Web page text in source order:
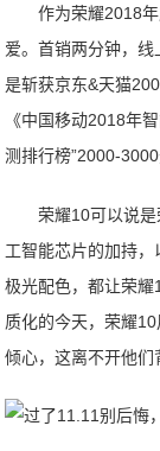
作为荣耀2018
爱。首销两分钟，
是斩获京东&天猫
《中国移动2018年
测排行榜”2000-3000
荣耀10可以说
工智能芯片的加持
极光配色，都让荣
质化的今天，荣耀
倾心，这离不开他们